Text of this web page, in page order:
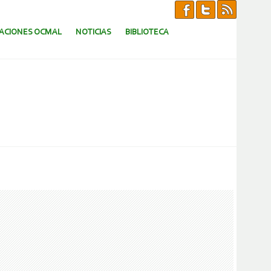
OCMAL NOTICIAS BIBLIOTECA